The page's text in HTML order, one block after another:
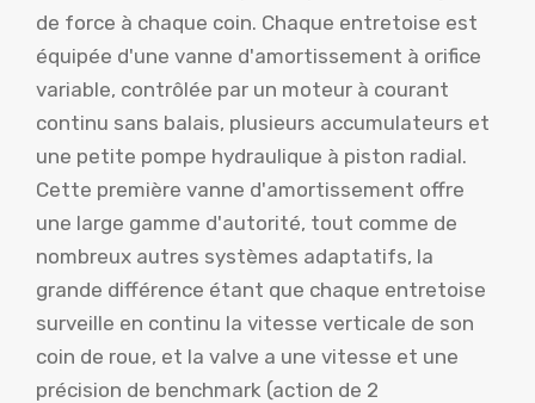
de force à chaque coin. Chaque entretoise est
équipée d'une vanne d'amortissement à orifice
variable, contrôlée par un moteur à courant
continu sans balais, plusieurs accumulateurs et
une petite pompe hydraulique à piston radial.
Cette première vanne d'amortissement offre
une large gamme d'autorité, tout comme de
nombreux autres systèmes adaptatifs, la
grande différence étant que chaque entretoise
surveille en continu la vitesse verticale de son
coin de roue, et la valve a une vitesse et une
précision de benchmark (action de 2